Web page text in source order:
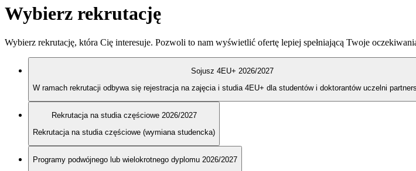
Wybierz rekrutację
Wybierz rekrutację, która Cię interesuje. Pozwoli to nam wyświetlić ofertę lepiej spełniającą Twoje
Sojusz 4EU+ 2026/2027
W ramach rekrutacji odbywa się rejestracja na zajęcia i studia 4EU+ dla studentów i doktorantów uczelni
Rekrutacja na studia częściowe 2026/2027
Rekrutacja na studia częściowe (wymiana studencka)
Programy podwójnego lub wielokrotnego dyplomu 2026/2027